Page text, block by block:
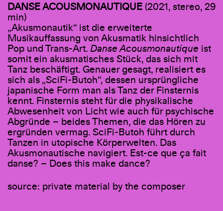
DANSE ACOUSMONAUTIQUE (2021, stereo, 29
min)
„Akusmonautik“ ist die erweiterte
Musikauffassung von Akusmatik hinsichtlich
Pop und Trans-Art. Danse Acousmonautique ist
somit ein akusmatisches Stück, das sich mit
Tanz beschäftigt. Genauer gesagt, realisiert es
sich als „SciFi-Butoh“, dessen ursprüngliche
japanische Form man als Tanz der Finsternis
kennt. Finsternis steht für die physikalische
Abwesenheit von Licht wie auch für psychische
Abgründe – beides Themen, die das Hören zu
ergründen vermag. SciFi-Butoh führt durch
Tanzen in utopische Körperwelten. Das
Akusmonautische navigiert. Est-ce que ça fait
danse? – Does this make dance?
source: private material by the composer